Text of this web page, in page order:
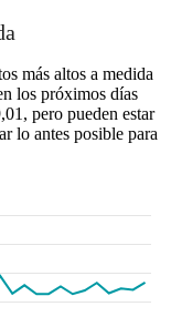
más altos a medida
los próximos días
pero pueden estar
lo antes posible para